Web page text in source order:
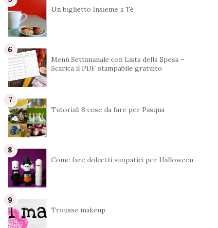
Un biglietto Insieme a Té
Menù Settimanale con Lista della Spesa –
Scarica il PDF stampabile gratuito
Tutorial: 8 cose da fare per Pasqua
Come fare dolcetti simpatici per Halloween
Trousse makeup